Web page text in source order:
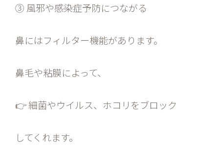
③ 風邪や感染症予防につながる
鼻にはフィルター機能があります。
鼻毛や粘膜によって、
👉 細菌やウイルス、ホコリをブロック
してくれます。